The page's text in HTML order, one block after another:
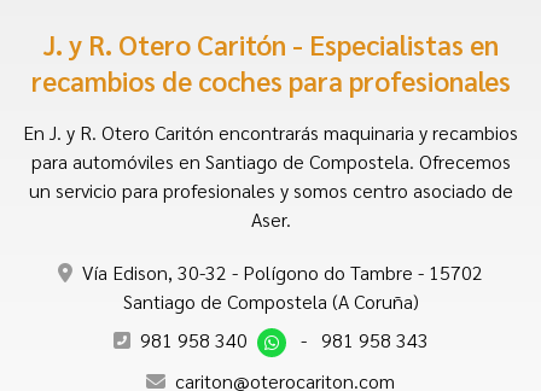
J. y R. Otero Caritón - Especialistas en
recambios de coches para profesionales
En J. y R. Otero Caritón encontrarás maquinaria y recambios
para automóviles en Santiago de Compostela. Ofrecemos
un servicio para profesionales y somos centro asociado de
Aser.
Vía Edison, 30-32 - Polígono do Tambre - 15702
Santiago de Compostela (A Coruña)
981 958 340
- 981 958 343
cariton@oterocariton.com